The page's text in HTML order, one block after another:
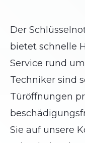
Der
bietet schnelle
Service rund
Techniker sind
Türöffnungen
Sie auf unsere